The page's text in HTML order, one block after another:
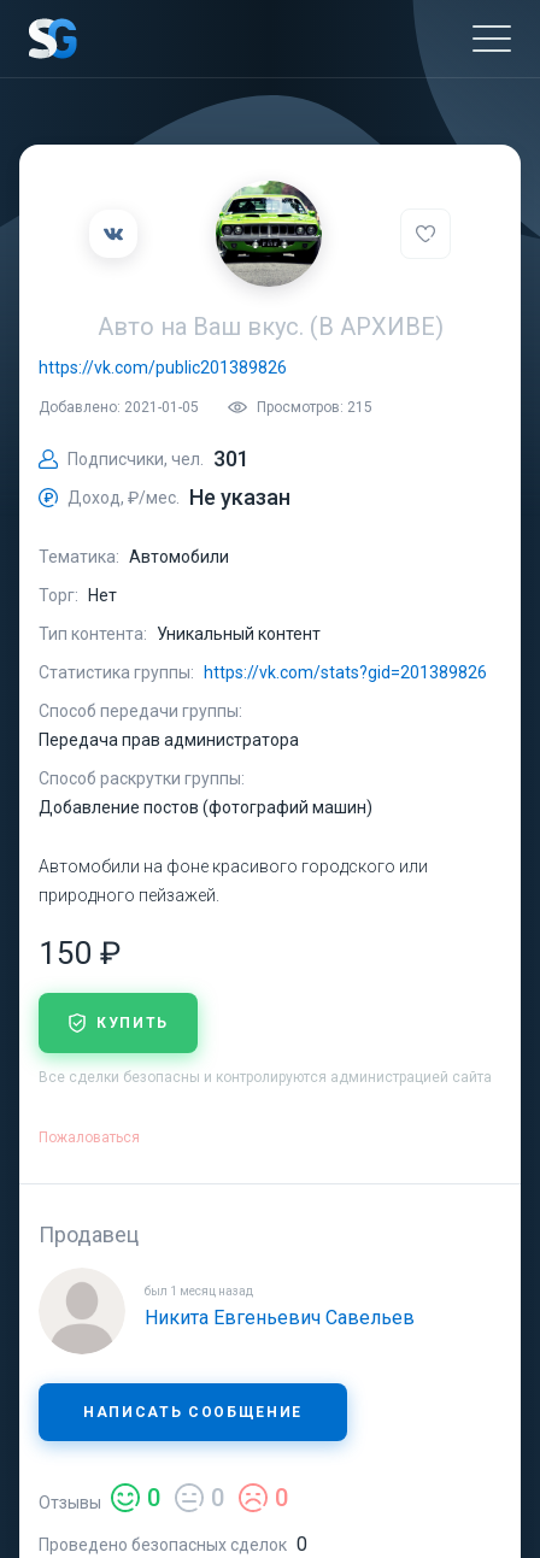
Авто на Ваш вкус. (В АРХИВЕ)
https://vk.com/public201389826
Добавлено: 2021-01-05 Просмотров: 215
Подписчики, чел. 301
Доход, ₽/мес. Не указан
Тематика: Автомобили
Торг:
Нет
Тип контента:
Уникальный контент
Статистика группы:
https://vk.com/stats?gid=201389826
Способ передачи группы:
Передача прав администратора
Способ раскрутки группы:
Добавление постов (фотографий машин)
Автомобили на фоне красивого городского или
природного пейзажей.
150 ₽
КУПИТЬ
Все сделки безопасны и контролируются администрацией сайта
Пожаловаться
Продавец
был 1 месяц назад
Никита Евгеньевич Савельев
НАПИСАТЬ СООБЩЕНИЕ
Отзывы 0 0 0
Проведено безопасных сделок 0